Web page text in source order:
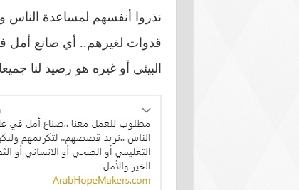
نذروا أنفسهم لمساعدة الناس
قدوات لغيرهم.. أي صانع أمل
البيئي أو غيره هو رصيد لنا